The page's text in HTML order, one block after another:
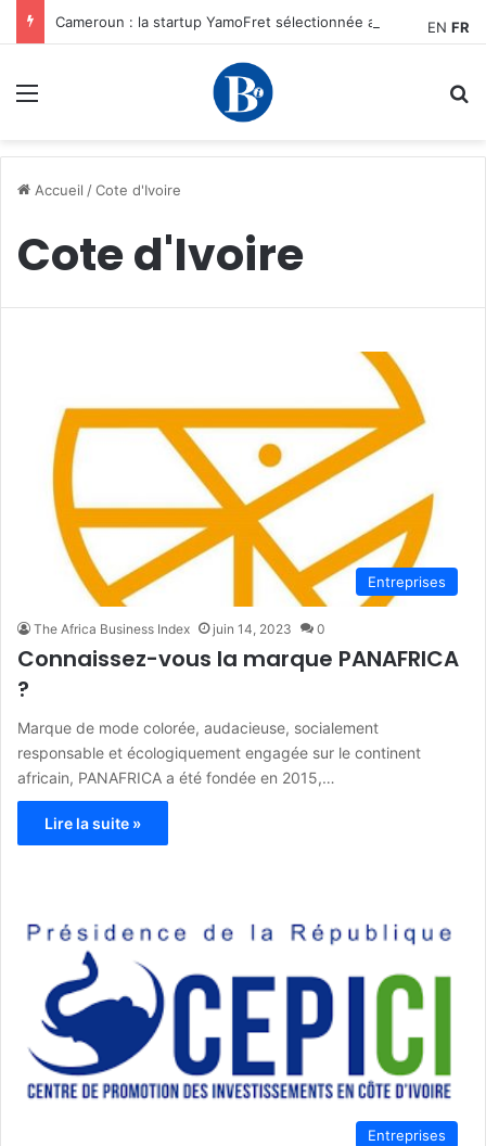
Cameroun : la startup YamoFret sélectionnée au programme HEC Challenge+ Afrique pour accélérer la transformation du fret en Afrique centrale
Accueil /Cote d'Ivoire
Cote d'Ivoire
Entreprises
The Africa Business Index juin 14, 2023 0
Connaissez-vous la marque PANAFRICA
?
Marque de mode colorée, audacieuse, socialement
responsable et écologiquement engagée sur le continent
africain, PANAFRICA a été fondée en 2015,…
Lire la suite »
Entreprises
EN FR